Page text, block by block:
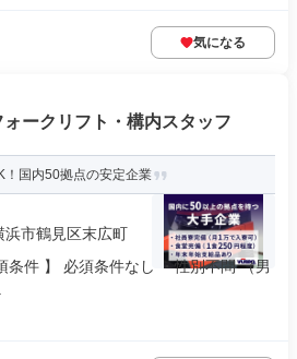
気になる
ークリフト・構内スタッフ
！国内50拠点の安定企業
市鶴見区末広町
条件 】 必須条件なし ・性別不問 （男